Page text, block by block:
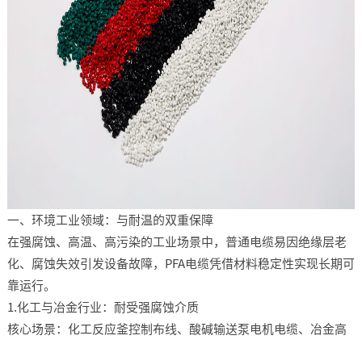
一、环境工业领域：与耐温的双重保障​
在强腐蚀、高温、高污染的工业场景中，普通电缆易因绝缘层老
化、腐蚀失效引发设备故障，PFA电缆凭借材料稳定性实现长期可
靠运行。​
1.化工与冶金行业：耐受强腐蚀介质​
核心场景：化工反应釜控制布线、酸碱输送泵电机电缆、冶金高